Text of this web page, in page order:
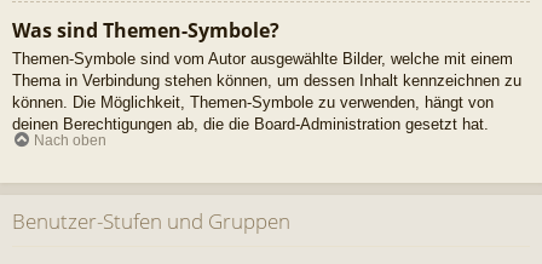
Was sind Themen-Symbole?
Themen-Symbole sind vom Autor ausgewählte Bilder, welche mit einem
Thema in Verbindung stehen können, um dessen Inhalt kennzeichnen zu
können. Die Möglichkeit, Themen-Symbole zu verwenden, hängt von
deinen Berechtigungen ab, die die Board-Administration gesetzt hat.
Nach oben
Benutzer-Stufen und Gruppen